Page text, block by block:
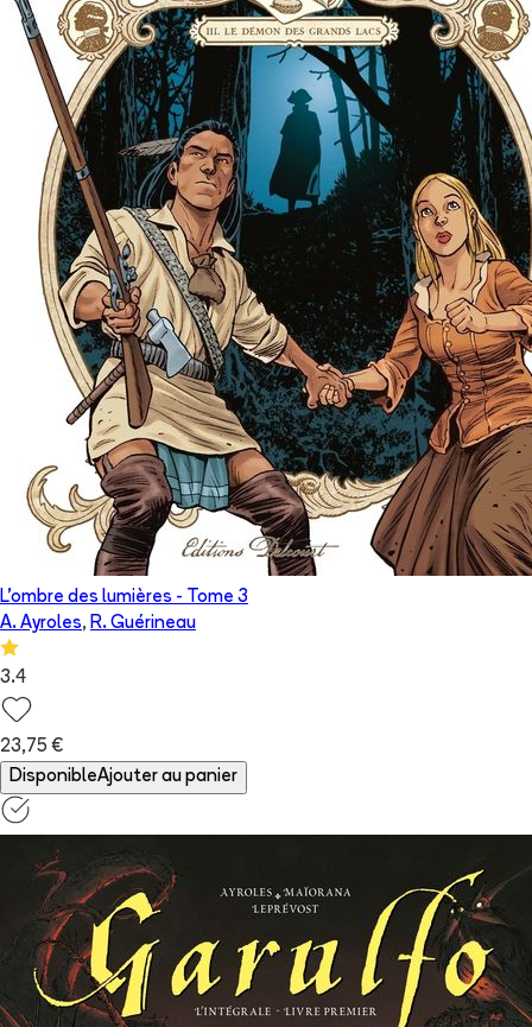
L'ombre des lumières - Tome 3
A. Ayroles, R. Guérineau
3.4
23,75 €
DisponibleAjouter au panier